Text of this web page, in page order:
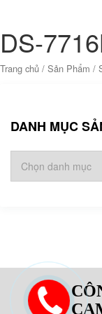
DS-
Trang chủ / Sản Phẩm /
DANH MỤC